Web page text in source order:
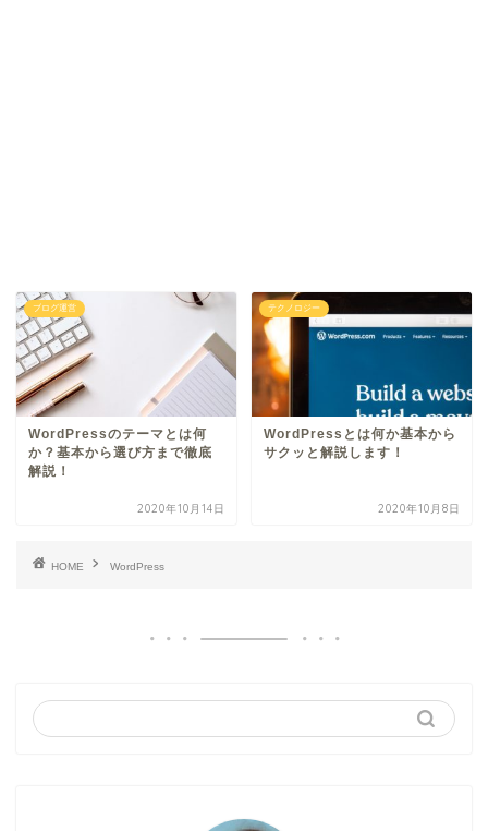
ブログ運営
WordPressのテーマとは何
か？基本から選び方まで徹底
解説！
2020年10月14日
テクノロジー
WordPressとは何か基本から
サクッと解説します！
2020年10月8日
HOME WordPress